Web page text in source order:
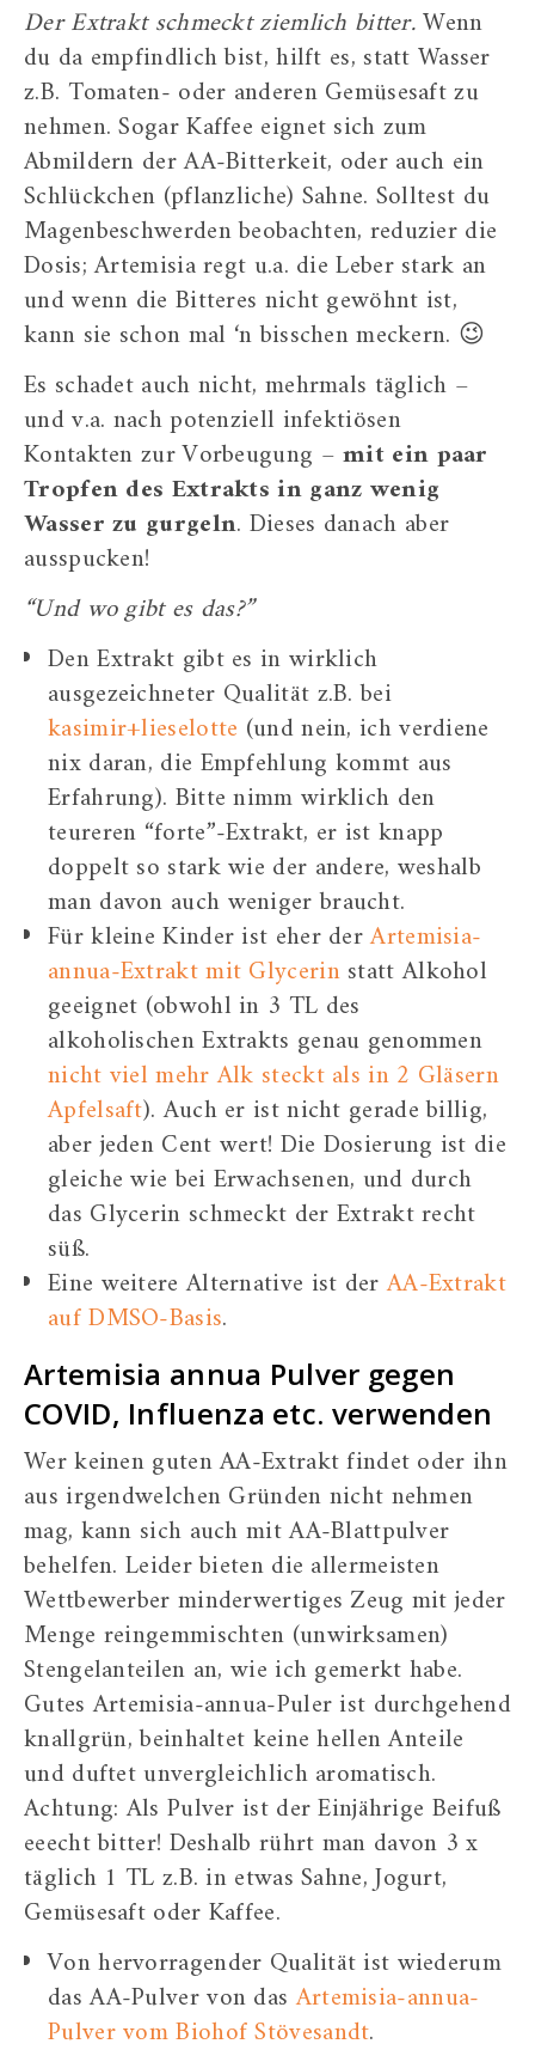
Der Extrakt schmeckt ziemlich bitter.Wenn
du da empfindlich bist, hilft es, statt Wasser
z.B. Tomaten- oder anderen Gemüsesaft zu
nehmen. Sogar Kaffee eignet sich zum
Abmildern der AA-Bitterkeit, oder auch ein
Schlückchen (pflanzliche) Sahne. Solltest du
Magenbeschwerden beobachten, reduzier die
Dosis; Artemisia regt u.a. die Leber stark an
und wenn die Bitteres nicht gewöhnt ist,
kann sie schon mal ‘n bisschen meckern. 😉
Es schadet auch nicht, mehrmals täglich –
und v.a. nach potenziell infektiösen
Kontakten zur Vorbeugung –mit ein paar
Tropfen des Extrakts in ganz wenig
Wasser zu gurgeln. Dieses danach aber
ausspucken!
“Und wo gibt es das?”
Den Extrakt gibt es in wirklich
ausgezeichneter Qualität z.B. bei
kasimir+lieselotte (und nein, ich verdiene
nix daran, die Empfehlung kommt aus
Erfahrung). Bitte nimm wirklich den
teureren “forte”-Extrakt, er ist knapp
doppelt so stark wie der andere, weshalb
man davon auch weniger braucht.
Für kleine Kinder ist eher derArtemisia-
annua-Extrakt mit Glycerinstatt Alkohol
geeignet (obwohl in 3 TL des
alkoholischen Extrakts genau genommen
nicht viel mehr Alk steckt als in 2 Gläsern
Apfelsaft). Auch er ist nicht gerade billig,
aber jeden Cent wert! Die Dosierung ist die
gleiche wie bei Erwachsenen, und durch
das Glycerin schmeckt der Extrakt recht
süß.
Eine weitere Alternative ist derAA-Extrakt
auf DMSO-Basis.
Artemisia annua Pulver gegen
COVID, Influenza etc. verwenden
Wer keinen guten AA-Extrakt findet oder ihn
aus irgendwelchen Gründen nicht nehmen
mag, kann sich auch mit AA-Blattpulver
behelfen. Leider bieten die allermeisten
Wettbewerber minderwertiges Zeug mit jeder
Menge reingemmischten (unwirksamen)
Stengelanteilen an, wie ich gemerkt habe.
Gutes Artemisia-annua-Puler ist durchgehend
knallgrün, beinhaltet keine hellen Anteile
und duftet unvergleichlich aromatisch.
Achtung: Als Pulver ist der Einjährige Beifuß
eeecht bitter! Deshalb rührt man davon 3 x
täglich 1 TL z.B. in etwas Sahne, Jogurt,
Gemüsesaft oder Kaffee.
Von hervorragender Qualität ist wiederum
das AA-Pulver von dasArtemisia-annua-
Pulver vom Biohof Stövesandt.